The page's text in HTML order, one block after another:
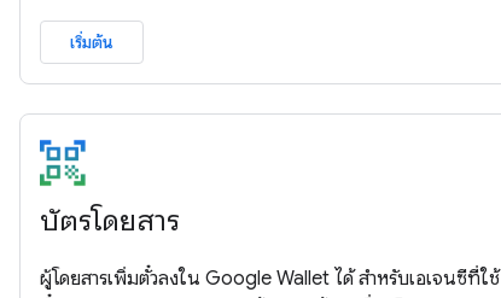
เริ่มต้น
บัตรโดยสาร
ผู้โดยสารเพิ่มตั๋วลงใน Google Wallet ได้ สำหรับเอเจนซีที่ใช้